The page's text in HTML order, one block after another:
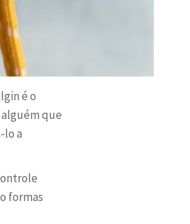
é o
que
lo a
formas